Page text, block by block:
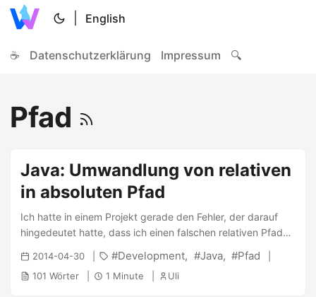
English
☕ Datenschutzerklärung Impressum 🔍
Pfad
Java: Umwandlung von relativen
in absoluten Pfad
Ich hatte in einem Projekt gerade den Fehler, der darauf
hingedeutet hatte, dass ich einen falschen relativen Pfad
angegeben hatte. Somit wollte ich nun als debugging eine
Ausgabe des absoluten Pfades durchführen. Die
Umwandlung ist (wenn man weiss wie) recht einfach, unten
2014-04-30 Development Java Pfad
101 Wörter 1 Minute Uli